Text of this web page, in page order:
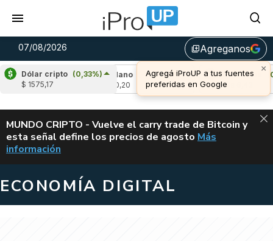
07/08/2026 library_addAgreganos
×
Agregá iProUP a tus fuentes
preferidas en Google
Dólar cripto (0,33%)
$ 1575,17
Cardano
(-2,18%)
Avalanche
u$s 6,43
ALERTA
MUNDO CRIPTO - Vuelve el carry trade de Bitcoin y
esta señal define los precios de agosto VUELVE EL
Más
información
ECONOMÍA DIGITAL